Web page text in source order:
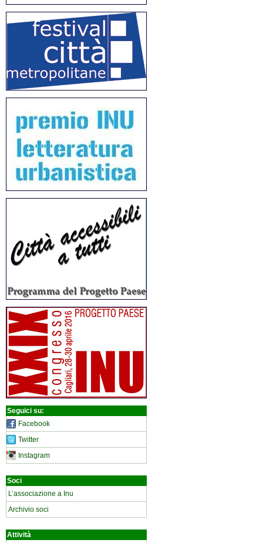
Seguici su:
Facebook
Twitter
Instagram
Soci
L’associazione a Inu
Archivio soci
Attività